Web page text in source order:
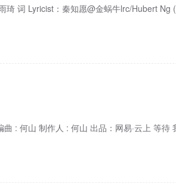
琦 词 Lyricist：秦知愿@金蜗牛lrc/Hubert Ng
: 何山 制作人 : 何山 出品：网易·云上 等待